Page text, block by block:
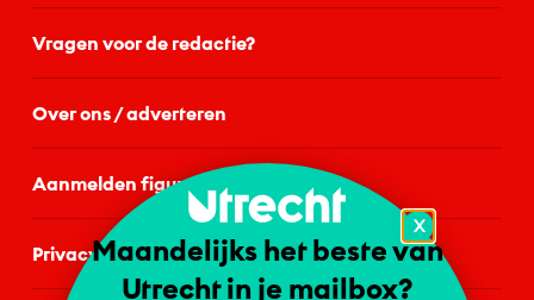
Vragen voor de redactie?
Over ons / adverteren
Aanmelden figurant
Privacystatement
X
Maandelijks het beste van
Utrecht in je mailbox?